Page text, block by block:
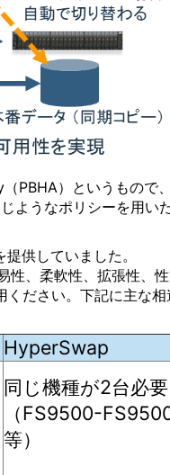
PBHA）というもので
ようなポリシーを用い
供していました。
性、柔軟性、拡張性、
ください。下記に主な相
HyperSwap
同じ機種が2台必要
（FS9500-
等）